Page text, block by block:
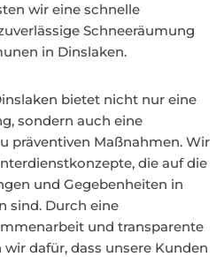
wir eine schnelle
Schneeräumung
in Dinslaken.
bietet nicht nur eine
sondern auch eine
präventiven Maßnahmen. Wir
die auf die
und Gegebenheiten in
sind. Durch eine
und transparente
dafür, dass unsere Kunden